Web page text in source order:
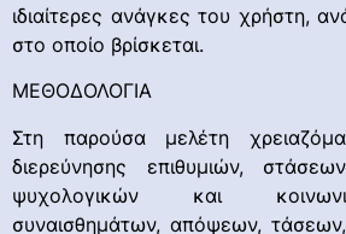
ιδιαίτερες ανάγκες του χρήστη,
στο οποίο βρίσκεται.
ΜΕΘΟΔΟΛΟΓΙΑ
Στη παρούσα μελέτη
διερεύνησης επιθυμιών,
ψυχολογικών και
συναισθημάτων, απόψεων,